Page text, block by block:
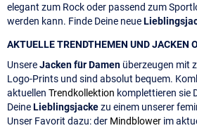
elegant zum Rock oder passend zum
werden kann. Finde Deine neue
AKTUELLE TRENDTHEMEN UND JACKEN
UnsereJacken für Damen überzeugen mit
Logo-Prints und sind absolut bequem.
aktuellen Trendkollektion komplettieren sie
DeineLieblingsjackezu einem unserer
Unser Favorit dazu: der Mindblower im